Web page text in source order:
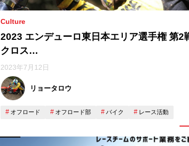
Culture
2023 エンデューロ東日本エリア選手権 第2
クロス…
2023年7月12日
リョータロウ
オフロード オフロード部 バイク レース活動